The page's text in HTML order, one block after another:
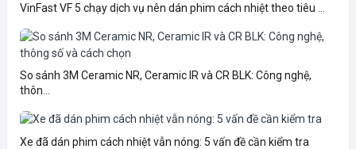
VinFast VF 5 chạy dịch vụ nên dán phim cách nhiệt theo tiêu ...
So sánh 3M Ceramic NR, Ceramic IR và CR BLK: Công nghệ,
thôn...
Xe đã dán phim cách nhiệt vẫn nóng: 5 vấn đề cần kiểm tra